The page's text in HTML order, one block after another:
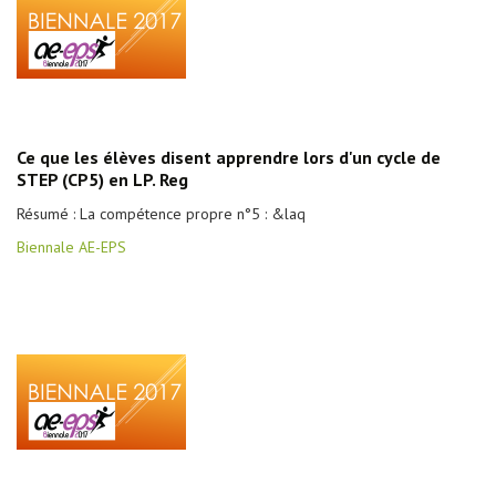
Ce que les élèves disent apprendre lors d'un cycle de
STEP (CP5) en LP. Reg
Résumé : La compétence propre n°5 : &laq
Biennale AE-EPS